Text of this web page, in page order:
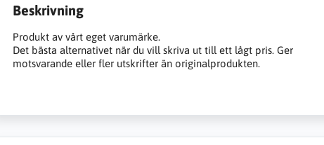
Beskrivning
Produkt av vårt eget varumärke.
Det bästa alternativet när du vill skriva ut till ett lågt pris. Ger
motsvarande eller fler utskrifter än originalprodukten.